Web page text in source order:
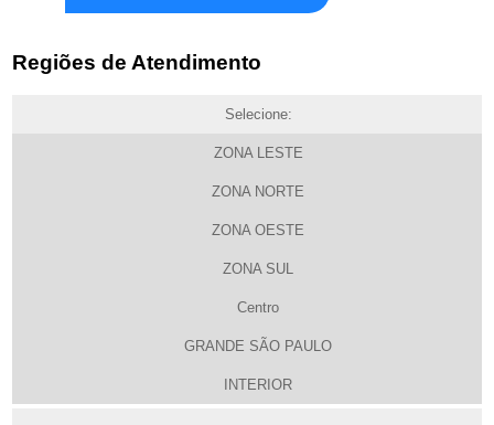
Regiões de Atendimento
Selecione:
ZONA LESTE
ZONA NORTE
ZONA OESTE
ZONA SUL
Centro
GRANDE SÃO PAULO
INTERIOR